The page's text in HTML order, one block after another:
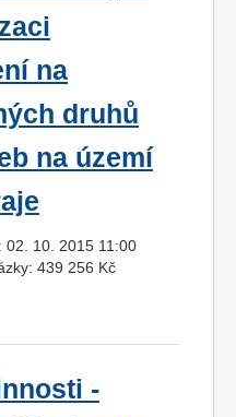
na
druhů
na území
02. 10. 2015 11:00
439 256 Kč
-